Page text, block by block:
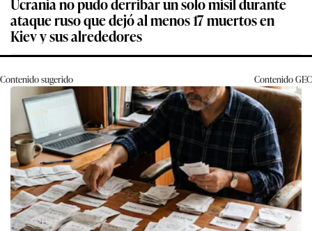
ataque ruso que dejó al menos 17 muertos en
Kiev y sus alrededores
Contenido sugerido ContenidoGEC